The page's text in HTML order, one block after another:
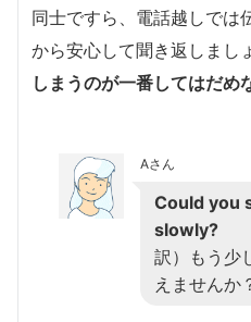
同士ですら、電話越しでは
から安心して聞き返しまし
しまうのが一番してはだめ
Aさん
Could you
slowly?
訳）もう少
えませんか